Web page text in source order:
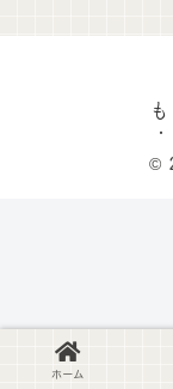
©
ホーム